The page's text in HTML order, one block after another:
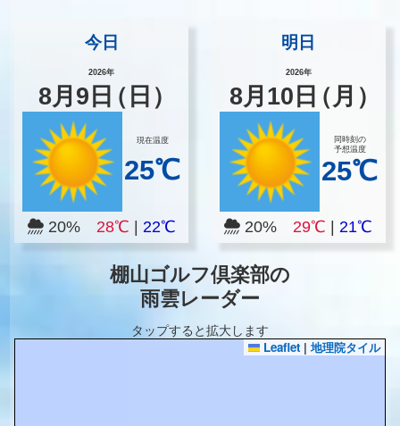
今日
2026年
8月 9 日（日）
現在温度
25℃
20% 28℃ 22℃
明日
2026年
8月 10 日（月）
同時刻の
予想温度
25℃
20% 29℃ |21℃
棚山ゴルフ倶楽部の
雨雲レーダー
タップすると拡大します
Leaflet | 地理院タイル